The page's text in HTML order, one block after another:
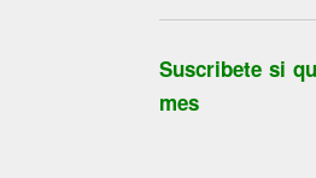
Suscribete si
mes